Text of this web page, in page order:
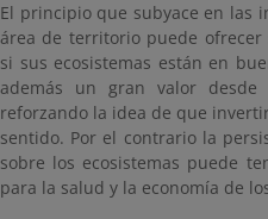
El principio que subyace en las
área de territorio puede
si sus ecosistemas están en
además un gran valor
reforzando la idea de que
sentido. Por el contrario la
sobre los ecosistemas puede
para la salud y la economía de